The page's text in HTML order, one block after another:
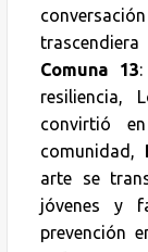
Comuna 13
resiliencia,
convirtió
comunidad,
arte se
jóvenes y
prevención